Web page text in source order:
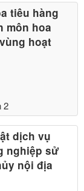
tiêu hàng
môn hoa
hoạt
2
dịch vụ
nghiệp sử
nội địa